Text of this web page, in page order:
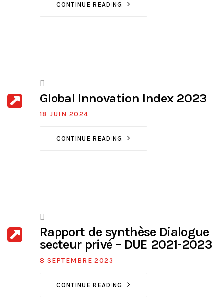
CONTINUE READING
Global Innovation Index 2023
18 JUIN 2024
CONTINUE READING
Rapport de synthèse Dialogue
secteur privé – DUE 2021-2023
8 SEPTEMBRE 2023
CONTINUE READING